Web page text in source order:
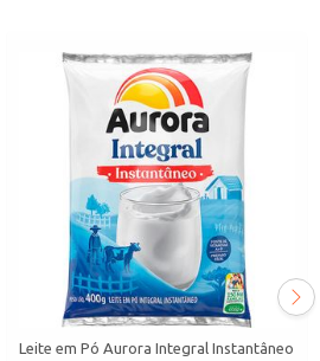
Leite em Pó Aurora Integral Instantâneo